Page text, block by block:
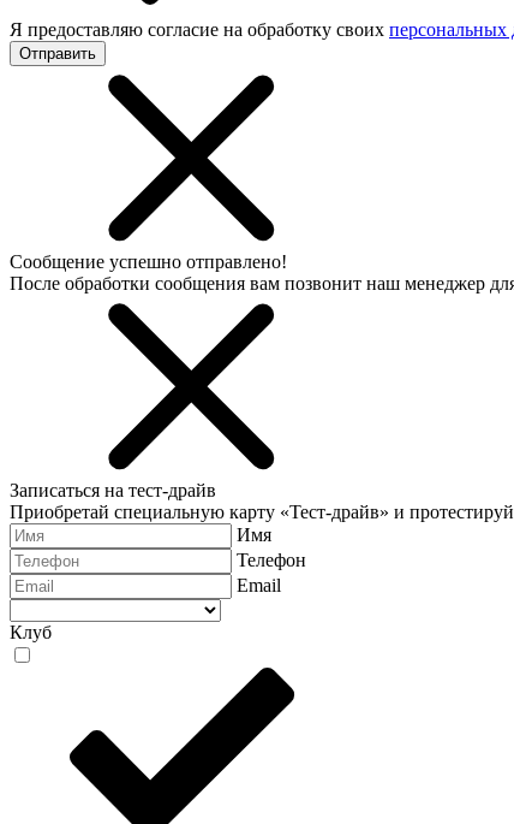
Я предоставляю согласие на обработку своих персональных
Отправить
Сообщение успешно отправлено!
После обработки сообщения вам позвонит наш менеджер
Записаться на тест-драйв
Приобретай специальную карту «Тест-драйв» и
Имя
Телефон
Email
Клуб